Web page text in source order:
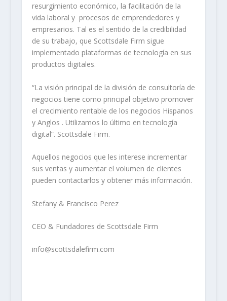
resurgimiento económico, la facilitación de la
vida laboral y procesos de emprendedores y
empresarios. Tal es el sentido de la credibilidad
de su trabajo, que Scottsdale Firm sigue
implementado plataformas de tecnología en sus
productos digitales.
“La visión principal de la división de consultoría de
negocios tiene como principal objetivo promover
el crecimiento rentable de los negocios Hispanos
y Anglos . Utilizamos lo último en tecnología
digital”. Scottsdale Firm.
Aquellos negocios que les interese incrementar
sus ventas y aumentar el volumen de clientes
pueden contactarlos y obtener más información.
Stefany & Francisco Perez
CEO & Fundadores de Scottsdale Firm
info@scottsdalefirm.com